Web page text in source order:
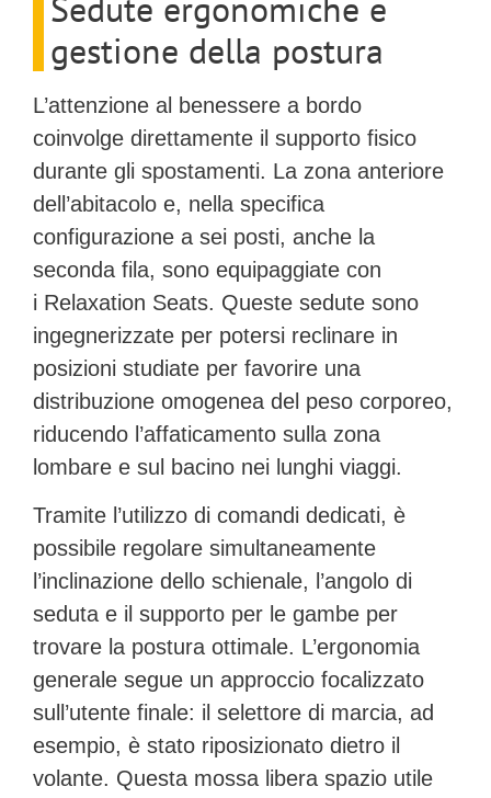
gestione della postura
L’attenzione al benessere a bordo
coinvolge direttamente il supporto fisico
durante gli spostamenti. La zona anteriore
dell’abitacolo e, nella specifica
configurazione a sei posti, anche la
seconda fila, sono equipaggiate con
i Relaxation Seats. Queste sedute sono
ingegnerizzate per potersi reclinare in
posizioni studiate per favorire una
distribuzione omogenea del peso corporeo,
riducendo l’affaticamento sulla zona
lombare e sul bacino nei lunghi viaggi.
Tramite l’utilizzo di comandi dedicati, è
possibile regolare simultaneamente
l’inclinazione dello schienale, l’angolo di
seduta e il supporto per le gambe per
trovare la postura ottimale. L’ergonomia
generale segue un approccio focalizzato
sull’utente finale: il selettore di marcia, ad
esempio, è stato riposizionato dietro il
volante. Questa mossa libera spazio utile